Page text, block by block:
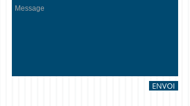
ENVOI